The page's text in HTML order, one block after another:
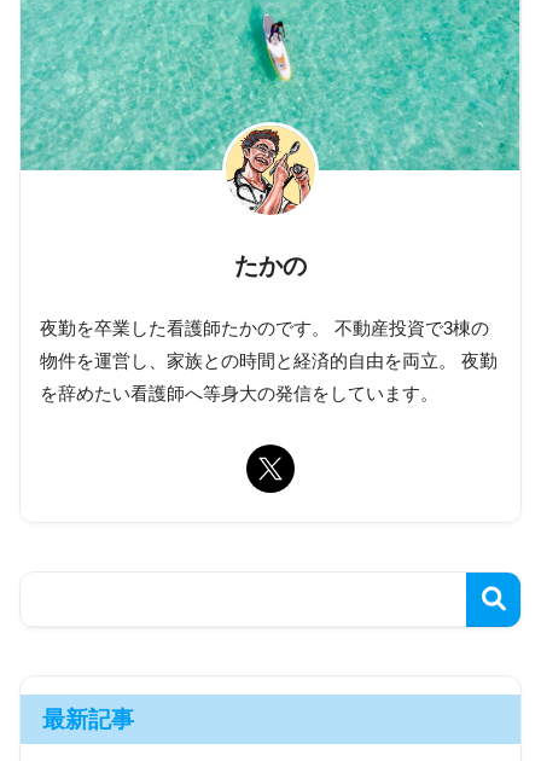
たかの
夜勤を卒業した看護師たかのです。 不動産投資で3棟の
物件を運営し、家族との時間と経済的自由を両立。 夜勤
を辞めたい看護師へ等身大の発信をしています。
最新記事